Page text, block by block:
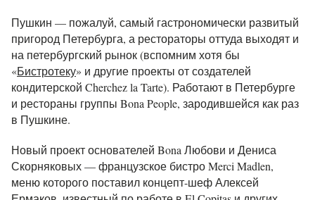
Пушкин — пожалуй, самый гастрономически развитый
пригород Петербурга, а рестораторы оттуда выходят и
на петербургский рынок (вспомним хотя бы
«Бистротеку» и другие проекты от создателей
кондитерской Cherchez la Tarte). Работают в Петербурге
и рестораны группы Bona People, зародившейся как раз
в Пушкине.
Новый проект основателей Bona Любови и Дениса
Скорняковых — французское бистро Merci Madlen,
меню которого поставил концепт-шеф Алексей